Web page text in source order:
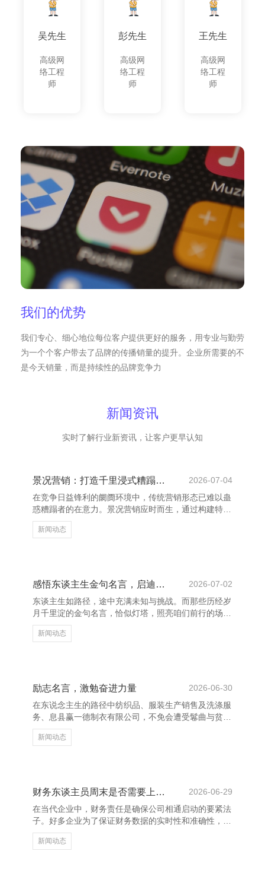
吴先生
高级网
络工程
师
彭先生
高级网
络工程
师
王先生
高级网
络工程
师
我们的优势
我们专心、细心地位每位客户提供更好的服务，用专业与勤劳
为一个个客户带去了品牌的传播销量的提升。企业所需要的不
是今天销量，而是持续性的品牌竞争力
新闻资讯
实时了解行业新资讯，让客户更早认知
景况营销：打造千里浸式糟蹋体验
2026-07-04
在竞争日益锋利的阛阓环境中，传统营销形态已难以蛊
惑糟蹋者的在意力。景况营销应时而生，通过构建特定
情境纺织品、服装生产销售及洗涤服务、息县赢一德制
衣有限公司，让糟蹋者在情谊和感官上产生共识，从而
景，让糟蹋者推己及人地感受居品或就业的价值。举
例，一些品牌在店内设立主题场景，如相沿咖啡馆、以
前科技展厅等，让糟蹋者在互动中加深对品牌的贯穿与
可爱。 此外
新闻动态
感悟东谈主生金句名言，启迪心灵贤达
2026-07-02
东谈主生如路径，途中充满未知与挑战。而那些历经岁
月千里淀的金句名言，恰似灯塔，照亮咱们前行的场
所，也赐与咱们濒临生存的勇气与贤达。 “天行健，正
人以自立不停。”这句出自《周易》的名言，请示咱
“东谈主生活着，不如意事十之八九。”这句话虽谈出东
寒，咱们不应轻言废弃，而应以仁和的心态去领受、去
诊疗，从而找到
新闻动态
励志名言，激勉奋进力量
2026-06-30
在东说念主生的路径中纺织品、服装生产销售及洗涤服
务、息县赢一德制衣有限公司，不免会遭受鬈曲与贫
瘠，而一句励志的名言，频频能点火咱们心中的但愿之
火。它不仅是一种精神的饱读动，更是一种前行的能
面临挑战时，这句话辅导咱们：奏效并非天生注定，而
是靠悉力和坚抓获得的。相通，“天行健，正人以自立
不停”也激励着咱们不绝自我擢升，永不停歇。 励志名
言之是以具有众多
新闻动态
财务东谈主员周末是否需要上班？
2026-06-29
在当代企业中，财务责任是确保公司相通启动的要紧法
子。好多企业为了保证财务数据的实时性和准确性，往
往需要财务东谈主员在非责任时期处理一些紧要事务。
因此纺织品、服装生产销售及洗涤服务、息县赢一德制
新闻动态